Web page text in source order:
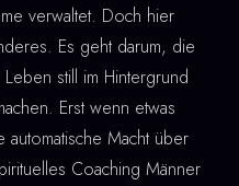
verwaltet. Doch hier
Es geht darum, die
still im Hintergrund
Erst wenn etwas
Macht über
Coaching Männer